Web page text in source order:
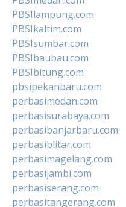
PBSIlampung.com
PBSIkaltim.com
PBSIsumbar.com
PBSIbaubau.com
PBSIbitung.com
pbsipekanbaru.com
perbasimedan.com
perbasisurabaya.com
perbasibanjarbaru.com
perbasiblitar.com
perbasimagelang.com
perbasijambi.com
perbasiserang.com
perbasitangerang.com